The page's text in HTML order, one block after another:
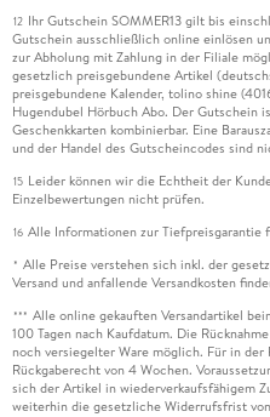
12 Ihr Gutschein SOMMER13 gilt bis
Gutschein ausschließlich online einlösen
zur Abholung mit Zahlung in der Filiale
gesetzlich preisgebundene Artikel
preisgebundene Kalender, tolino shine
Hugendubel Hörbuch Abo. Der Gutschein
Geschenkkarten kombinierbar. Eine
und der Handel des Gutscheincodes sind
15 Leider können wir die Echtheit der
Einzelbewertungen nicht prüfen.
16 Alle Informationen zur Tiefpreisgarantie
* Alle Preise verstehen sich inkl. der
Versand und anfallende Versandkosten
*** Alle online gekauften Versandartikel
100 Tagen nach Kaufdatum. Die
noch versiegelter Ware möglich. Für in
Rückgaberecht von 4 Wochen.
sich der Artikel in wiederverkaufsfähigem
weiterhin die gesetzliche Widerrufsfrist